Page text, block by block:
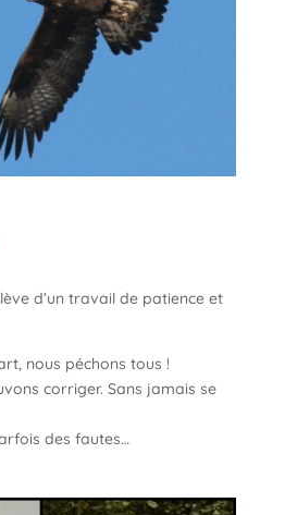
d’un travail de patience et
nous péchons tous !
corriger. Sans jamais se
des fautes…